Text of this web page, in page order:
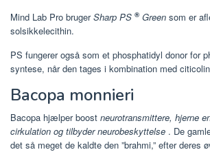
Mind Lab Pro brugerSharp PS ® Green som er
solsikkelecithin.
PS fungerer også som et phosphatidyl donor for
syntese, når den tages i kombination med
Bacopa monnieri
Bacopa hjælper boost neurotransmittere, hjerne
cirkulation og tilbyder neurobeskyttelse . De
det så meget de kaldte den ”brahmi,” efter deres